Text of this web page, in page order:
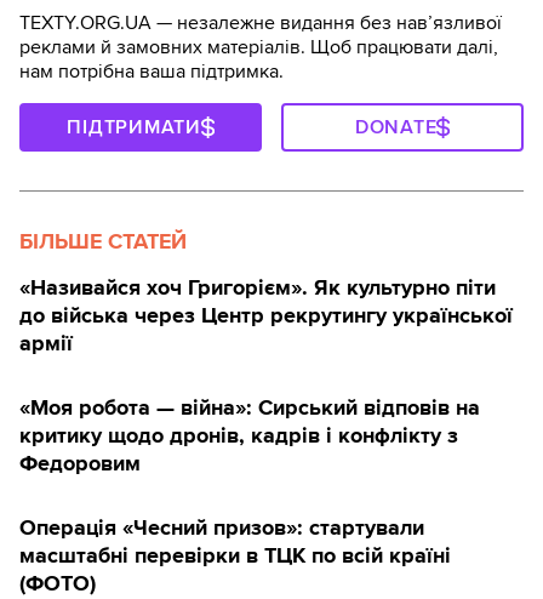
TEXTY.ORG.UA — незалежне видання без навʼязливої
реклами й замовних матеріалів. Щоб працювати далі,
нам потрібна ваша підтримка.
ПІДТРИМАТИ DONATE
БІЛЬШЕ СТАТЕЙ
«Називайся хоч Григорієм». Як культурно піти
до війська через Центр рекрутингу української
армії
«Моя робота — війна»: Сирський відповів на
критику щодо дронів, кадрів і конфлікту з
Федоровим
Операція «Чесний призов»: стартували
масштабні перевірки в ТЦК по всій країні
(ФОТО)